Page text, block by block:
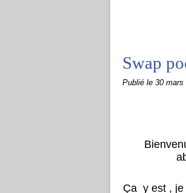
Swap
Publié le 30 mars
Ça y est ,